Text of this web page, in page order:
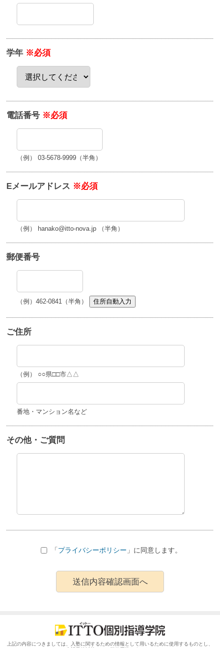
学年 ※必須
電話番号 ※必須
（例） 03-5678-9999（半角）
Eメールアドレス ※必須
（例） hanako@itto-nova.jp （半角）
郵便番号
（例）462-0841（半角） 住所自動入力
ご住所
（例） ○○県□□市△△
番地・マンション名など
その他・ご質問
「プライバシーポリシー 」に同意します。
上記の内容につきましては、入塾に関するための情報として用いるために使用するものとし、